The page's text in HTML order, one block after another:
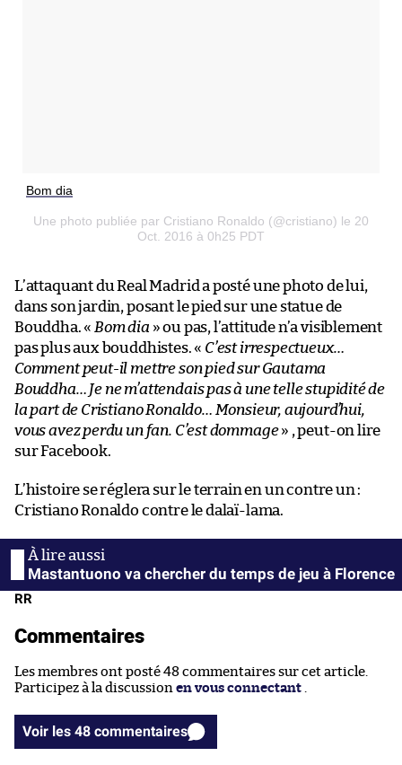
Bom dia
Une photo publiée par Cristiano Ronaldo (@cristiano) le 20
Oct. 2016 à 0h25 PDT
L’attaquant du Real Madrid a posté une photo de lui,
dans son jardin, posant le pied sur une statue de
Bouddha. «Bom dia » ou pas, l’attitude n’a visiblement
pas plus aux bouddhistes. « C’est irrespectueux…
Comment peut-il mettre son pied sur Gautama
Bouddha… Je ne m’attendais pas à une telle stupidité de
la part de Cristiano Ronaldo… Monsieur, aujourd’hui,
vous avez perdu un fan. C’est dommage» , peut-on lire
sur Facebook.
L’histoire se réglera sur le terrain en un contre un :
Cristiano Ronaldo contre le dalaï-lama.
Mastantuono va chercher du temps de jeu à Florence
RR
Commentaires
Les membres ont posté 48 commentaires sur cet article.
Participez à la discussion en vous connectant .
Voir les 48 commentaires